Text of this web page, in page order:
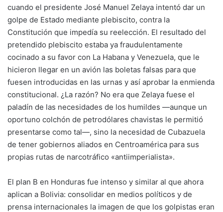
cuando el presidente José Manuel Zelaya intentó dar un
golpe de Estado mediante plebiscito, contra la
Constitución que impedía su reelección. El resultado del
pretendido plebiscito estaba ya fraudulentamente
cocinado a su favor con La Habana y Venezuela, que le
hicieron llegar en un avión las boletas falsas para que
fuesen introducidas en las urnas y así aprobar la enmienda
constitucional. ¿La razón? No era que Zelaya fuese el
paladín de las necesidades de los humildes —aunque un
oportuno colchón de petrodólares chavistas le permitió
presentarse como tal—, sino la necesidad de Cubazuela
de tener gobiernos aliados en Centroamérica para sus
propias rutas de narcotráfico «antiimperialista».
El plan B en Honduras fue intenso y similar al que ahora
aplican a Bolivia: consolidar en medios políticos y de
prensa internacionales la imagen de que los golpistas eran